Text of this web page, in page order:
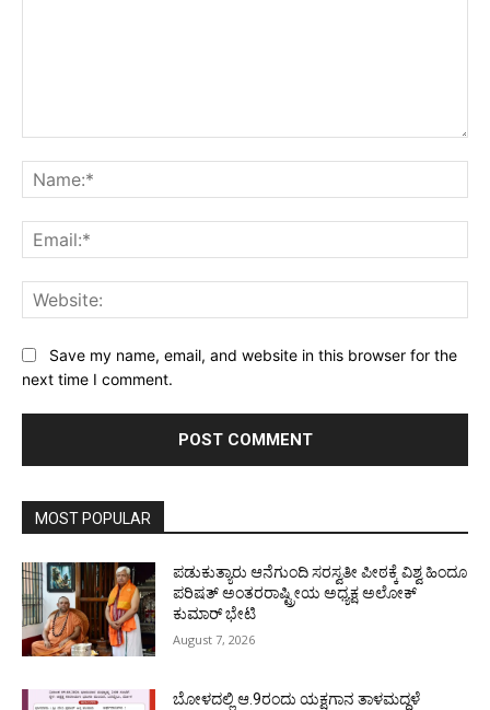
Save my name, email, and website in this browser for the
next time I comment.
MOST POPULAR
ಪಡುಕುತ್ಯಾರು ಆನೆಗುಂದಿ ಸರಸ್ವತೀ ಪೀಠಕ್ಕೆ ವಿಶ್ವ ಹಿಂದೂ
ಪರಿಷತ್ ಅಂತರರಾಷ್ಟ್ರೀಯ ಅಧ್ಯಕ್ಷ ಅಲೋಕ್
ಕುಮಾರ್ ಭೇಟಿ
August 7, 2026
ಬೋಳದಲ್ಲಿ ಆ.9ರಂದು ಯಕ್ಷಗಾನ ತಾಳಮದ್ದಳೆ